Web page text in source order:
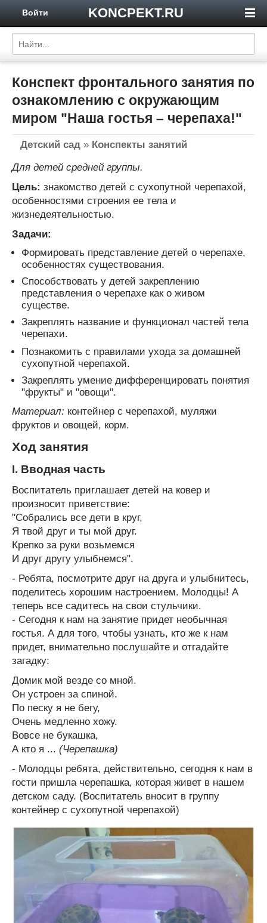
KONCPEKT.RU
Войти
Конспект фронтального занятия по
ознакомлению с окружающим
миром "Наша гостья – черепаха!"
Детский сад » Конспекты занятий
Для детей средней группы.
Цель: знакомство детей с сухопутной черепахой,
особенностями строения ее тела и
жизнедеятельностью.
Задачи:
Формировать представление детей о черепахе,
особенностях существования.
Способствовать у детей закреплению
представления о черепахе как о живом
существе.
Закреплять название и функционал частей тела
черепахи.
Познакомить с правилами ухода за домашней
сухопутной черепахой.
Закреплять умение дифференцировать понятия
"фрукты" и "овощи".
Материал: контейнер с черепахой, муляжи
фруктов и овощей, корм.
Ход занятия
I. Вводная часть
Воспитатель приглашает детей на ковер и
произносит приветствие:
"Собрались все дети в круг,
Я твой друг и ты мой друг.
Крепко за руки возьмемся
И друг другу улыбнемся".
- Ребята, посмотрите друг на друга и улыбнитесь,
поделитесь хорошим настроением. Молодцы! А
теперь все садитесь на свои стульчики.
- Сегодня к нам на занятие придет необычная
гостья. А для того, чтобы узнать, кто же к нам
придет, внимательно послушайте и отгадайте
загадку:
Домик мой везде со мной.
Он устроен за спиной.
По песку я не бегу,
Очень медленно хожу.
Вовсе не букашка,
А кто я ... (Черепашка)
- Молодцы ребята, действительно, сегодня к нам в
гости пришла черепашка, которая живет в нашем
детском саду. (Воспитатель вносит в группу
контейнер с сухопутной черепахой)